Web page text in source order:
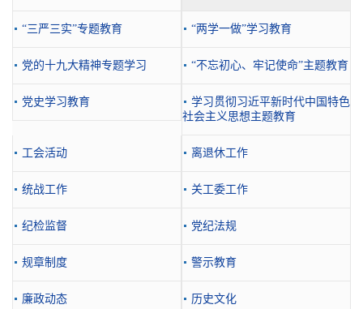
“三严三实”专题教育 “两学一做”学习教育
党的十九大精神专题学习 “不忘初心、牢记使命”主题教育
党史学习教育
学习贯彻习近平新时代中国特色
社会主义思想主题教育
工会活动 离退休工作
统战工作 关工委工作
纪检监督 党纪法规
规章制度 警示教育
廉政动态 历史文化